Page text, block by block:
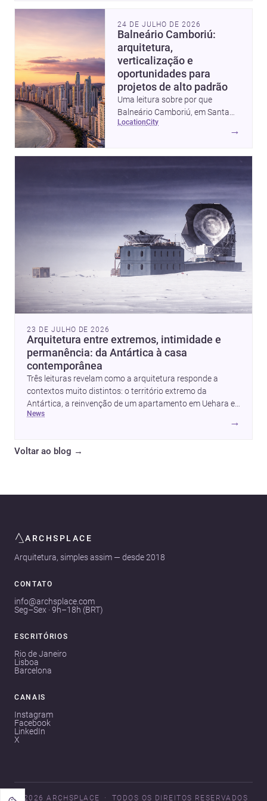
24 DE JULHO DE 2026
Balneário Camboriú:
arquitetura,
verticalização e
oportunidades para
projetos de alto padrão
Uma leitura sobre por que
Balneário Camboriú, em Santa
Catarina, virou referência em
location city
→
23 DE JULHO DE 2026
Arquitetura entre extremos, intimidade e
permanência: da Antártica à casa
contemporânea
Três leituras revelam como a arquitetura responde a
contextos muito distintos: o território extremo da
Antártica, a reinvenção de um apartamento em Uehara e
a criação de uma casa que equilibra abrigo, luz e
redefinir o projeto arquitetônico.
news
→
Voltar ao blog →
ARCHSPLACE
Arquitetura, simples assim — desde 2018
CONTATO
info@archsplace.com
Seg–Sex · 9h–18h (BRT)
ESCRITÓRIOS
Rio de Janeiro
Lisboa
Barcelona
CANAIS
Instagram
Facebook
LinkedIn
X
© 2026 ARCHSPLACE
TODOS OS DIREITOS RESERVADOS